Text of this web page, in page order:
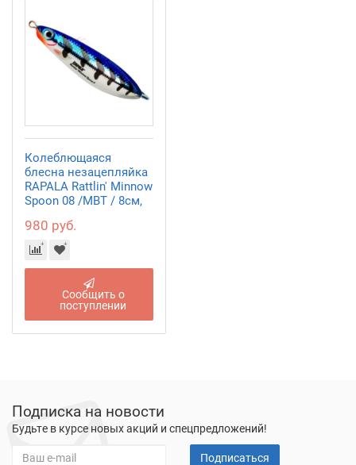
Колеблющаяся
блесна незацепляйка
RAPALA Rattlin' Minnow
Spoon 08 /MBT / 8см,
980 руб.
Сообщить о
поступлении
Подписка на новости
Будьте в курсе новых акций и спецпредложений!
Подписаться